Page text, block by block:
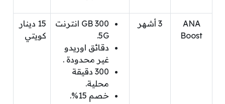
ANA
Boost
3 أشهر
300 GB انترنت
5G.
دقائق اوريدو
غير محدودة .
300 دقيقة
محلية.
خصم 15%.
15 دينار
كويتي